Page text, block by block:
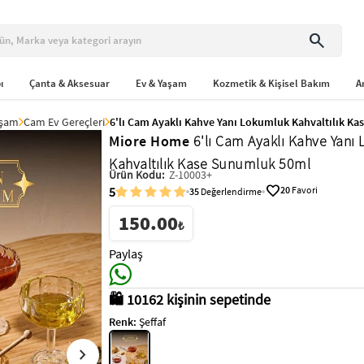
search
Çanta & Aksesuar Ev & Yaşam Kozmetik & Kişisel Bakım
Cam Ev Gereçleri 6'lı Cam Ayaklı Kahve Yanı Lokumluk Kahvaltılık
chevron_right
Miore Home 6'lı Cam Ayaklı Kahve
Kahvaltılık Kase Sunumluk 50ml
Ürün Kodu: Z-10003+
5 35 Değerlendirme favorite20 Favori
150.00₺
Paylaş
🛍️ 10162 kişinin sepetinde
Renk: Şeffaf